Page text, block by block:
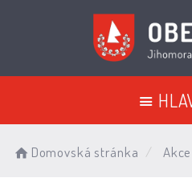
Domovská stránka